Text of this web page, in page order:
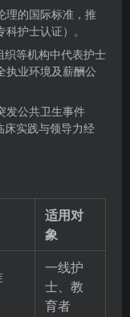
理的国际标准，推
护士认证）。
织等机构中代表护士
执业环境及薪酬公
发公共卫生事件
床实践与领导力经
适用对
象
一线护
士、教
育者